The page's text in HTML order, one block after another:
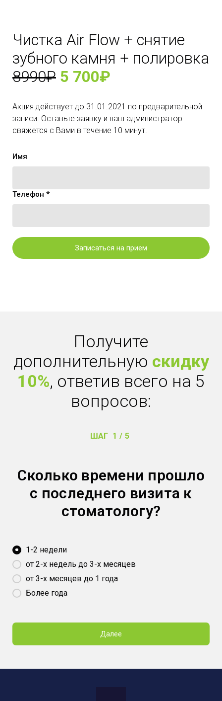
Чистка Air Flow + снятие
зубного камня + полировка
8990₽ 5 700₽
Акция действует до 31.01.2021 по предварительной
записи. Оставьте заявку и наш администратор
свяжется с Вами в течение 10 минут.
Имя
Телефон *
Записаться на прием
Получите
дополнительную скидку
10%, ответив всего на 5
вопросов:
ШАГ 1 / 5
Сколько времени прошло
с последнего визита к
стоматологу?
1-2 недели
от 2-х недель до 3-х месяцев
от 3-х месяцев до 1 года
Более года
Далее